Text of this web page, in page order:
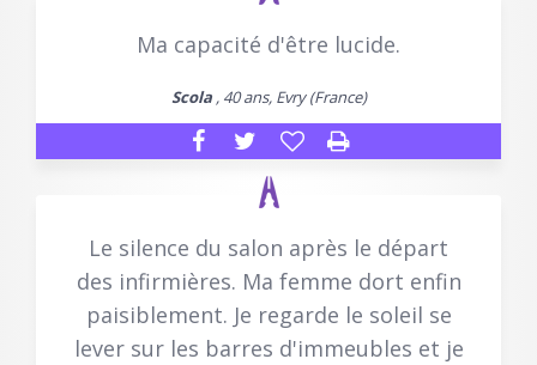
Ma capacité d'être lucide.
Scola, 40 ans, Evry (France)
Le silence du salon après le départ
des infirmières. Ma femme dort enfin
paisiblement. Je regarde le soleil se
lever sur les barres d'immeubles et je